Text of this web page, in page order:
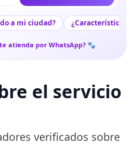
a mi ciudad? ¿Características
atienda por WhatsApp? 🐾
el servicio
verificados sobre